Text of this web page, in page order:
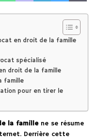
en droit de la famille
spécialisé
droit de la famille
famille
pour en tirer le
la famillene se résume
Derrière cette